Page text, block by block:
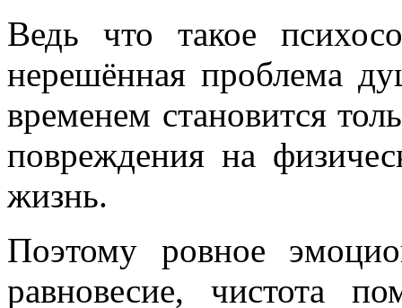
Ведь что такое
нерешённая проблема
временем становится
повреждения на
жизнь.
Поэтому ровное
равновесие, чистота